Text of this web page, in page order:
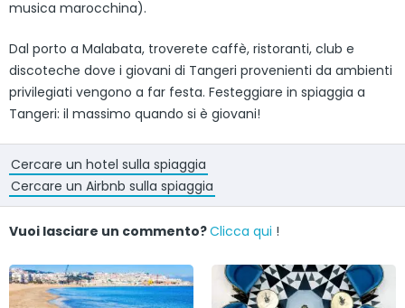
musica marocchina).
Dal porto a Malabata, troverete caffè, ristoranti, club e
discoteche dove i giovani di Tangeri provenienti da ambienti
privilegiati vengono a far festa. Festeggiare in spiaggia a
Tangeri: il massimo quando si è giovani!
Cercare un hotel sulla spiaggia
Cercare un Airbnb sulla spiaggia
Vuoi lasciare un commento?Clicca qui !